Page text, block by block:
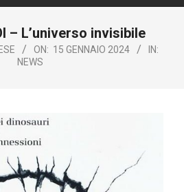
– L’universo invisibile
ON: 15 GENNAIO 2024
IN:
NEWS